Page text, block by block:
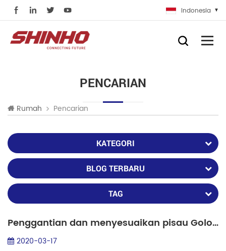
Indonesia
PENCARIAN
Rumah Pencarian
KATEGORI
BLOG TERBARU
TAG
Penggantian dan menyesuaikan pisau Golok di fusion splicer kit
2020-03-17